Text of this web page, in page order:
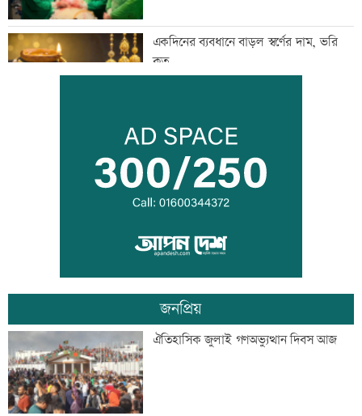
একদিনের ব্যবধানে বাড়ল স্বর্ণের দাম, ভরি
কত
নারী সহকর্মীর ঘর থেকে বস্ত্রহীন অবস্থায়
যুবদল নেতা আটক
ড্যাবের প্রতিষ্ঠাবার্ষিকীতে প্রধানমন্ত্রী
ট্রাম্পের বিলাসী ’বলরুম প্রকল্প’ আটকে
দিলেন আদালত
জনপ্রিয়
ঐতিহাসিক জুলাই গণঅভ্যুত্থান দিবস আজ